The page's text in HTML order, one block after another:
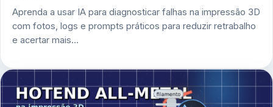
Aprenda a usar IA para diagnosticar falhas na impressão 3D
com fotos, logs e prompts práticos para reduzir retrabalho
e acertar mais…